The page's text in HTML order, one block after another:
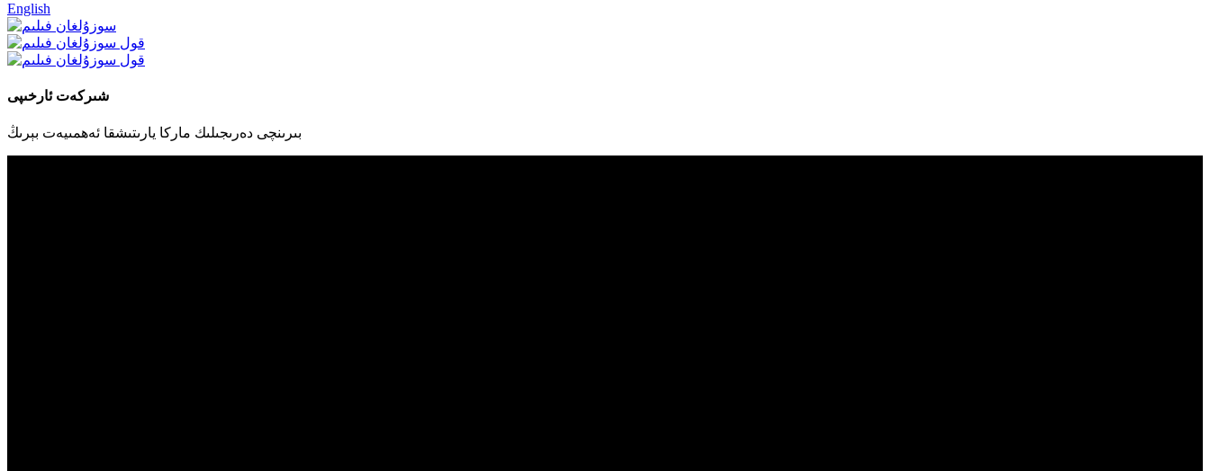
English
شىركەت ئارخىپى
بىرىنچى دەرىجىلىك ماركا يارىتىشقا ئەھمىيەت بېرىڭ